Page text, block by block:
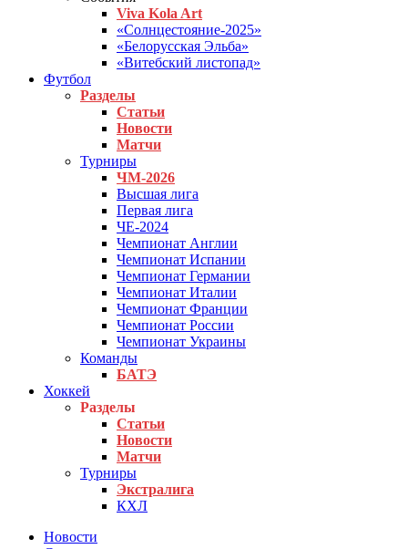
Viva Kola Art
«Солнцестояние-2025»
«Белорусская Эльба»
«Витебский листопад»
Футбол
Разделы
Статьи
Новости
Матчи
Турниры
ЧМ-2026
Высшая лига
Первая лига
ЧЕ-2024
Чемпионат Англии
Чемпионат Испании
Чемпионат Германии
Чемпионат Италии
Чемпионат Франции
Чемпионат России
Чемпионат Украины
Команды
БАТЭ
Хоккей
Разделы
Статьи
Новости
Матчи
Турниры
Экстралига
КХЛ
Новости